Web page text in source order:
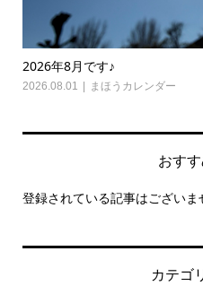
2026年8月です♪
2026.08.01 まほうカレンダー
おす
登録されている記事はございま
カテゴ